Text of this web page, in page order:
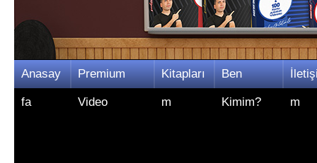
İçeriğe
atla
Anasay
fa
Premium
Video
Kitapları
m
Ben
Kimim? m